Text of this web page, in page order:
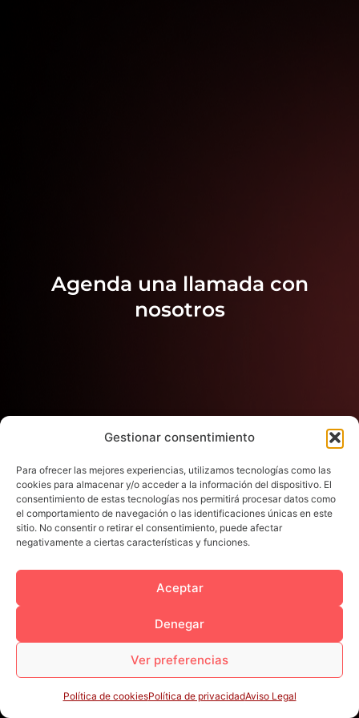
Gestionar consentimiento
Para ofrecer las mejores experiencias, utilizamos tecnologías como las
cookies para almacenar y/o acceder a la información del dispositivo. El
consentimiento de estas tecnologías nos permitirá procesar datos como
el comportamiento de navegación o las identificaciones únicas en este
sitio. No consentir o retirar el consentimiento, puede afectar
negativamente a ciertas características y funciones.
Aceptar
Denegar
Ver preferencias
Política de cookiesPolítica de privacidadAviso Legal
Agenda una llamada con
nosotros